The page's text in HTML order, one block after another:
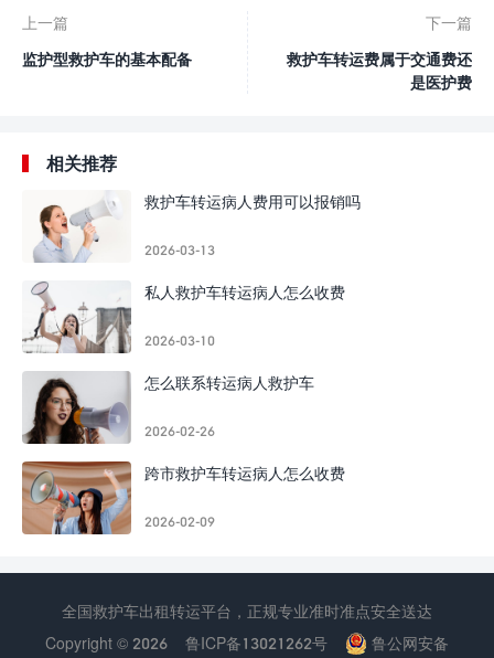
上一篇
监护型救护车的基本配备
下一篇
救护车转运费属于交通费还
是医护费
相关推荐
救护车转运病人费用可以报销吗
2026-03-13
私人救护车转运病人怎么收费
2026-03-10
怎么联系转运病人救护车
2026-02-26
跨市救护车转运病人怎么收费
2026-02-09
全国救护车出租转运平台，正规专业准时准点安全送达
Copyright © 2026
鲁ICP备13021262号
鲁公网安备